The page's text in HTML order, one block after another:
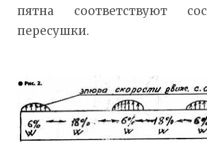
пятна соответствуют
пересушки.